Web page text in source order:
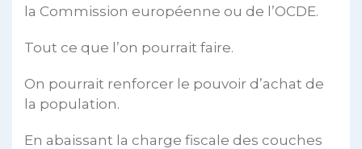
la Commission européenne ou de l’OCDE.
Tout ce que l’on pourrait faire.
On pourrait renforcer le pouvoir d’achat de
la population.
En abaissant la charge fiscale des couches